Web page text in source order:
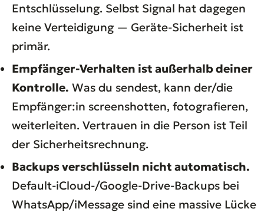
Entschlüsselung. Selbst Signal hat dagegen
keine Verteidigung — Geräte-Sicherheit ist
primär.
Empfänger-Verhalten ist außerhalb deiner
Kontrolle. Was du sendest, kann der/die
Empfänger:in screenshotten, fotografieren,
weiterleiten. Vertrauen in die Person ist Teil
der Sicherheitsrechnung.
Backups verschlüsseln nicht automatisch.
Default-iCloud-/Google-Drive-Backups bei
WhatsApp/iMessage sind eine massive Lücke